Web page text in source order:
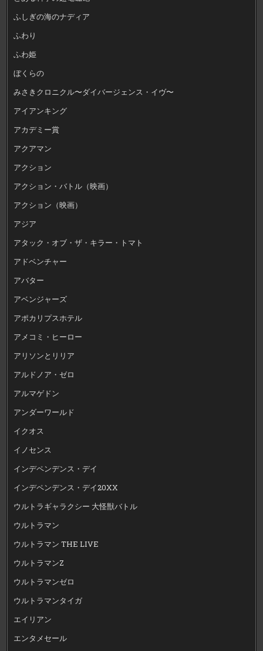
ふしぎの海のナディア
ふわり
ふわ姫
ぼくらの
みさきクロニクル〜ダイバージェンス・イヴ〜
アイアンキング
アカデミー賞
アクアマン
アクション
アクション・バトル（映画）
アクション（映画）
アジア
アタック・オブ・ザ・キラー・トマト
アドベンチャー
アバター
アベンジャーズ
アポカリプスホテル
アメコミ・ヒーロー
アリソンとリリア
アルドノア・ゼロ
アルマゲドン
アンダーワールド
イクオス
イノセンス
インデペンデンス・デイ
インデペンデンス・デイ20XX
ウルトラギャラクシー 大怪獣バトル
ウルトラマン
ウルトラマン THE LIVE
ウルトラマンZ
ウルトラマンゼロ
ウルトラマンタイガ
エイリアン
エンタメセール